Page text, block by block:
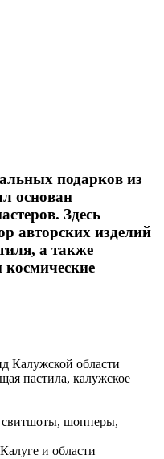
подарков из
основан
Здесь
авторских изделий
а также
Калужской области
пастила, калужское
шопперы,
и области